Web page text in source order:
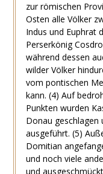
zur römischen
Osten alle Völker
Indus und Euphrat
Perserkönig
während dessen
wilder Völker
vom pontischen
kann. (4) Auf
Punkten wurden
Donau geschlagen
ausgeführt. (5)
Domitian
und noch viele
und